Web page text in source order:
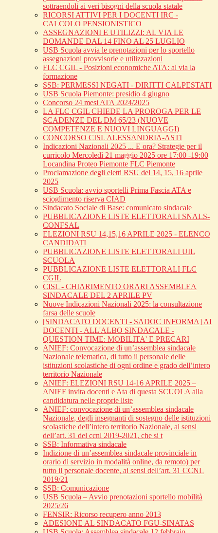
sottraendoli ai veri bisogni della scuola statale
RICORSI ATTIVI PER I DOCENTI IRC -
CALCOLO PENSIONISTICO
ASSEGNAZIONI E UTILIZZI: AL VIA LE
DOMANDE DAL 14 FINO AL 25 LUGLIO
USB Scuola avvia le prenotazioni per lo sportello
assegnazioni provvisorie e utilizzazioni
FLC CGIL - Posizioni economiche ATA: al via la
formazione
SSB: PERMESSI NEGATI - DIRITTI CALPESTATI
USB Scuola Piemonte: presidio 4 giugno
Concorso 24 mesi ATA 2024/2025
LA FLC CGIL CHIEDE LA PROROGA PER LE
SCADENZE DEL DM 65/23 (NUOVE
COMPETENZE E NUOVI LINGUAGGI)
CONCORSO CISL ALESSANDRIA-ASTI
Indicazioni Nazionali 2025 ... E ora? Strategie per il
curricolo Mercoledì 21 maggio 2025 ore 17:00 -19:00
Locandina Proteo Piemonte FLC Piemonte
Proclamazione degli eletti RSU del 14, 15, 16 aprile
2025
USB Scuola: avvio sportelli Prima Fascia ATA e
scioglimento riserva CIAD
Sindacato Sociale di Base: comunicato sindacale
PUBBLICAZIONE LISTE ELETTORALI SNALS-
CONFSAL
ELEZIONI RSU 14,15,16 APRILE 2025 - ELENCO
CANDIDATI
PUBBLICAZIONE LISTE ELETTORALI UIL
SCUOLA
PUBBLICAZIONE LISTE ELETTORALI FLC
CGIL
CISL - CHIARIMENTO ORARI ASSEMBLEA
SINDACALE DEL 2 APRILE PV
Nuove Indicazioni Nazionali 2025: la consultazione
farsa delle scuole
[SINDACATO DOCENTI - SADOC INFORMA] AI
DOCENTI - ALL'ALBO SINDACALE -
QUESTION TIME: MOBILITA' E PRECARI
ANIEF: Convocazione di un’assemblea sindacale
Nazionale telematica, di tutto il personale delle
istituzioni scolastiche di ogni ordine e grado dell’intero
territorio Nazionale
ANIEF: ELEZIONI RSU 14-16 APRILE 2025 –
ANIEF invita docenti e Ata di questa SCUOLA alla
candidatura nelle proprie liste
ANIEF: convocazione di un’assemblea sindacale
Nazionale, degli insegnanti di sostegno delle istituzioni
scolastiche dell’intero territorio Nazionale, ai sensi
dell’art. 31 del ccnl 2019-2021, che si t
SSB: Informativa sindacale
Indizione di un’assemblea sindacale provinciale in
orario di servizio in modalità online, da remoto) per
tutto il personale docente, ai sensi dell’art. 31 CCNL
2019/21
SSB: Comunicazione
USB Scuola – Avvio prenotazioni sportello mobilità
2025/26
FENSIR: Ricorso recupero anno 2013
ADESIONE AL SINDACATO FGU-SINATAS